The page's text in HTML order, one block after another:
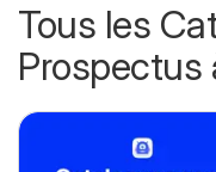
Tous les
Prospectus